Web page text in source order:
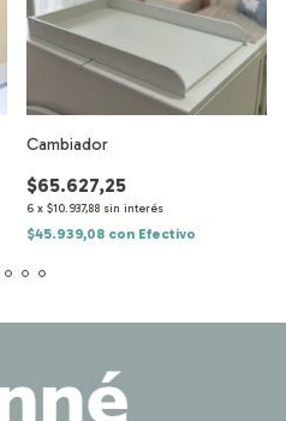
Cambiador
$65.627,25
6 x $10.937,88 sin interés
$45.939,08 con Efectivo